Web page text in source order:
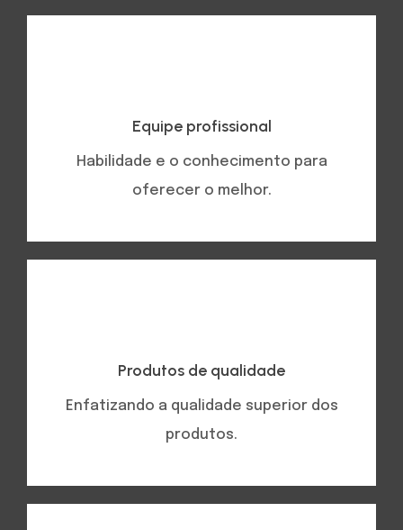
Equipe profissional
Habilidade e o conhecimento para
oferecer o melhor.
Produtos de qualidade
Enfatizando a qualidade superior dos
produtos.